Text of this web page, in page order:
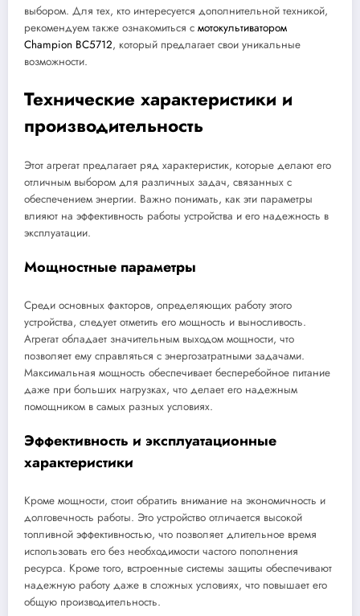
выбором. Для тех, кто интересуется дополнительной техникой,
рекомендуем также ознакомиться с мотокультиватором
Champion BC5712, который предлагает свои уникальные
возможности.
Технические характеристики и
производительность
Этот агрегат предлагает ряд характеристик, которые делают его
отличным выбором для различных задач, связанных с
обеспечением энергии. Важно понимать, как эти параметры
влияют на эффективность работы устройства и его надежность в
эксплуатации.
Мощностные параметры
Среди основных факторов, определяющих работу этого
устройства, следует отметить его мощность и выносливость.
Агрегат обладает значительным выходом мощности, что
позволяет ему справляться с энергозатратными задачами.
Максимальная мощность обеспечивает бесперебойное питание
даже при больших нагрузках, что делает его надежным
помощником в самых разных условиях.
Эффективность и эксплуатационные
характеристики
Кроме мощности, стоит обратить внимание на экономичность и
долговечность работы. Это устройство отличается высокой
топливной эффективностью, что позволяет длительное время
использовать его без необходимости частого пополнения
ресурса. Кроме того, встроенные системы защиты обеспечивают
надежную работу даже в сложных условиях, что повышает его
общую производительность.